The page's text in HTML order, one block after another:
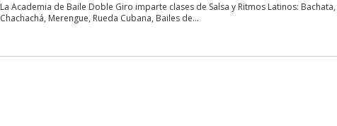
La Academia de Baile Doble Giro imparte clases de Salsa y Ritmos Latinos: Bachata,
Chachachá, Merengue, Rueda Cubana, Bailes de...